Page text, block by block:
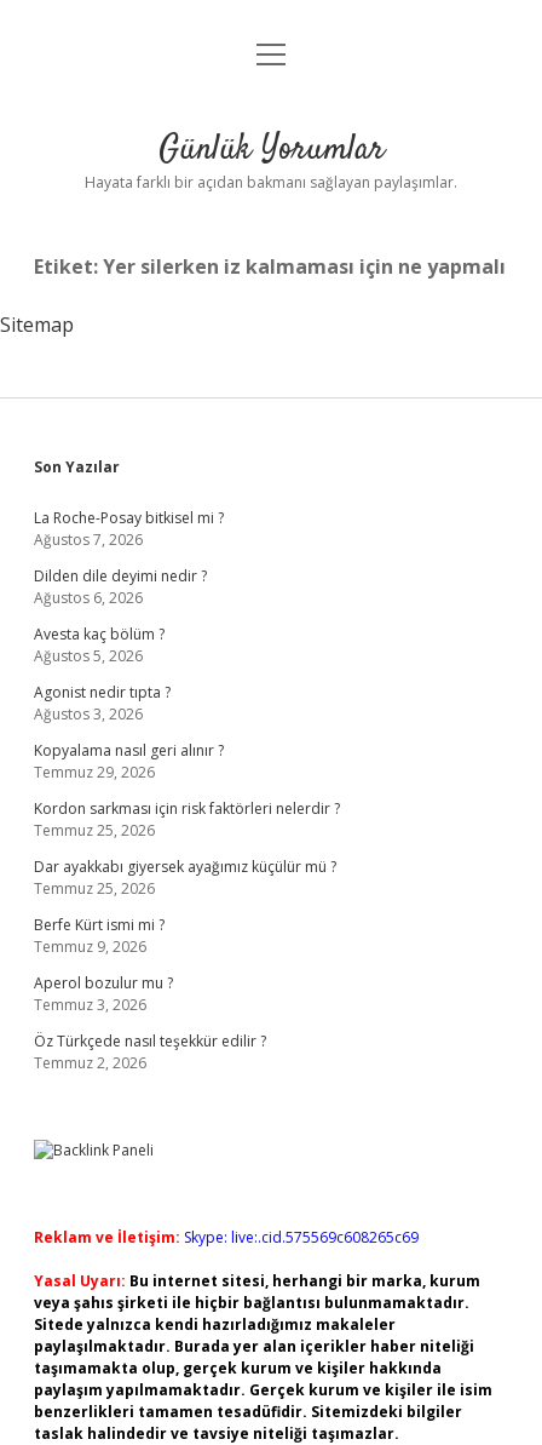
Anasayfa
Yasal Uyarı
menüyü
Günlük Yorumlar
Hayata farklı bir açıdan bakmanı sağlayan paylaşımlar.
Etiket:Yer silerken iz kalmaması için ne yapmalı
Sitemap
Sidebar
Son Yazılar
La Roche-Posay bitkisel mi ?
Ağustos 7, 2026
Dilden dile deyimi nedir ?
Ağustos 6, 2026
Avesta kaç bölüm ?
Ağustos 5, 2026
Agonist nedir tıpta ?
Ağustos 3, 2026
Kopyalama nasıl geri alınır ?
Temmuz 29, 2026
Kordon sarkması için risk faktörleri nelerdir ?
Temmuz 25, 2026
Dar ayakkabı giyersek ayağımız küçülür mü ?
Temmuz 25, 2026
Berfe Kürt ismi mi ?
Temmuz 9, 2026
Aperol bozulur mu ?
Temmuz 3, 2026
Öz Türkçede nasıl teşekkür edilir ?
Temmuz 2, 2026
Reklam ve İletişim: Skype: live:.cid.575569c608265c69
Yasal Uyarı: Bu internet sitesi, herhangi bir marka, kurum
veya şahıs şirketi ile hiçbir bağlantısı bulunmamaktadır.
Sitede yalnızca kendi hazırladığımız makaleler
paylaşılmaktadır. Burada yer alan içerikler haber niteliği
taşımamakta olup, gerçek kurum ve kişiler hakkında
paylaşım yapılmamaktadır. Gerçek kurum ve kişiler ile isim
benzerlikleri tamamen tesadüfidir. Sitemizdeki bilgiler
taslak halindedir ve tavsiye niteliği taşımazlar.